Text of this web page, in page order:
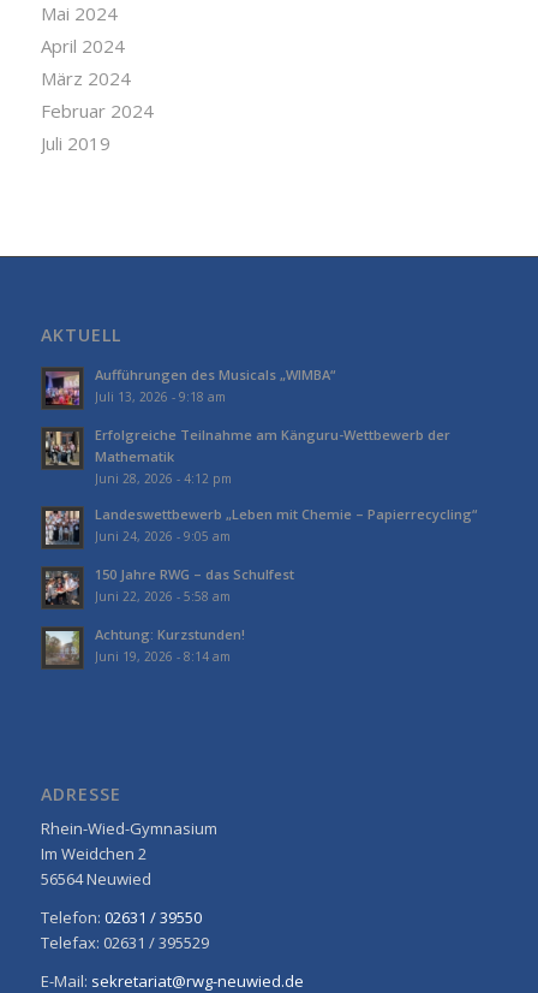
Mai 2024
April 2024
März 2024
Februar 2024
Juli 2019
AKTUELL
Aufführungen des Musicals „WIMBA“
Juli 13, 2026 - 9:18 am
Erfolgreiche Teilnahme am Känguru-Wettbewerb der
Mathematik
Juni 28, 2026 - 4:12 pm
Landeswettbewerb „Leben mit Chemie – Papierrecycling“
Juni 24, 2026 - 9:05 am
150 Jahre RWG – das Schulfest
Juni 22, 2026 - 5:58 am
Achtung: Kurzstunden!
Juni 19, 2026 - 8:14 am
ADRESSE
Rhein-Wied-Gymnasium
Im Weidchen 2
56564 Neuwied
Telefon: 02631 / 39550
Telefax: 02631 / 395529
E-Mail: sekretariat@rwg-neuwied.de